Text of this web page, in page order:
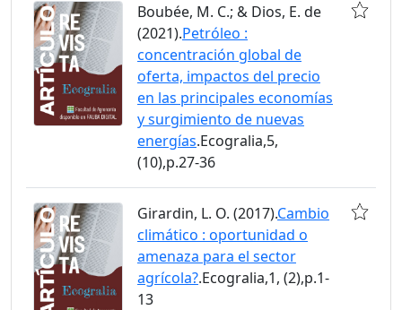
Boubée, M. C.; & Dios, E. de
(2021).Petróleo :
concentración global de
oferta, impactos del precio
en las principales economías
y surgimiento de nuevas
energías.Ecogralia,5,
(10),p.27-36
Girardin, L. O. (2017).Cambio
climático : oportunidad o
amenaza para el sector
agrícola?.Ecogralia,1, (2),p.1-
13